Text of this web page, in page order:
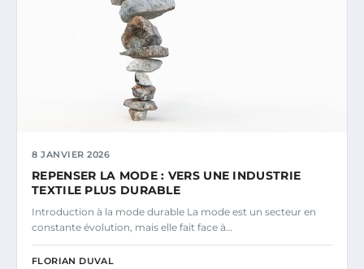
8 JANVIER 2026
REPENSER LA MODE : VERS UNE INDUSTRIE
TEXTILE PLUS DURABLE
Introduction à la mode durable La mode est un secteur en
constante évolution, mais elle fait face à…
FLORIAN DUVAL